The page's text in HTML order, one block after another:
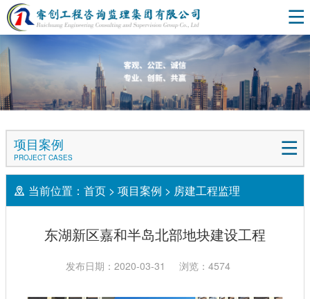
项目案例
PROJECT CASES
当前位置： 首页 > 项目案例 > 房建工程监理
东湖新区嘉和半岛北部地块建设工程
发布日期：2020-03-31 浏览：4574